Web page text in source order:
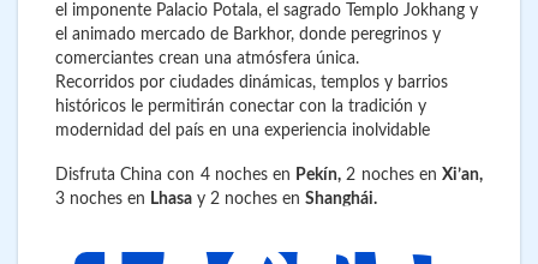
el imponente Palacio Potala, el sagrado Templo Jokhang y
el animado mercado de Barkhor, donde peregrinos y
comerciantes crean una atmósfera única.
Recorridos por ciudades dinámicas, templos y barrios
históricos le permitirán conectar con la tradición y
modernidad del país en una experiencia inolvidable
Disfruta China con 4 noches en Pekín, 2 noches enXi’an,
3 noches en Lhasa y 2 noches en Shanghái.